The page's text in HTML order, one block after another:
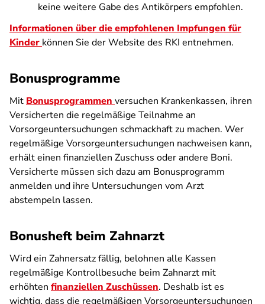
keine weitere Gabe des Antikörpers empfohlen.
Informationen über die empfohlenen Impfungen für
Kinder können Sie der Website des RKI entnehmen.
Bonusprogramme
Mit Bonusprogrammen versuchen Krankenkassen, ihren
Versicherten die regelmäßige Teilnahme an
Vorsorgeuntersuchungen schmackhaft zu machen. Wer
regelmäßige Vorsorgeuntersuchungen nachweisen kann,
erhält einen finanziellen Zuschuss oder andere Boni.
Versicherte müssen sich dazu am Bonusprogramm
anmelden und ihre Untersuchungen vom Arzt
abstempeln lassen.
Bonusheft beim Zahnarzt
Wird ein Zahnersatz fällig, belohnen alle Kassen
regelmäßige Kontrollbesuche beim Zahnarzt mit
erhöhten finanziellen Zuschüssen. Deshalb ist es
wichtig, dass die regelmäßigen Vorsorgeuntersuchungen